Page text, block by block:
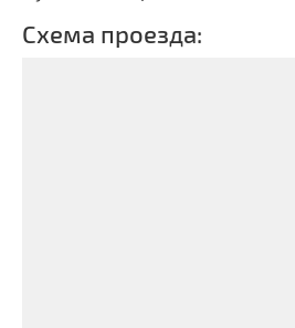
Схема проезда: